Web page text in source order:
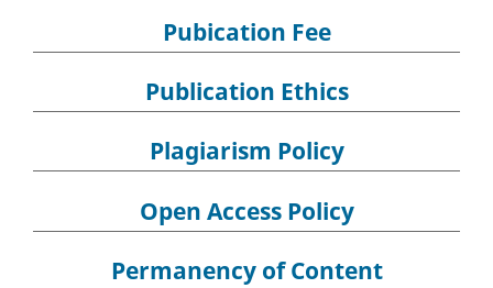
Pubication Fee
Publication Ethics
Plagiarism Policy
Open Access Policy
Permanency of Content